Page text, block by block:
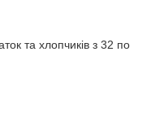
та хлопчиків з 32 по